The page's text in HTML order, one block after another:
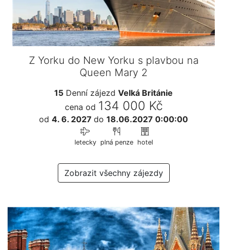
Z Yorku do New Yorku s plavbou na
Queen Mary 2
15 Denní zájezd Velká Británie
cena od 134 000 Kč
od 4. 6. 2027 do 18.06.2027 0:00:00
letecky plná penze hotel
Zobrazit všechny zájezdy